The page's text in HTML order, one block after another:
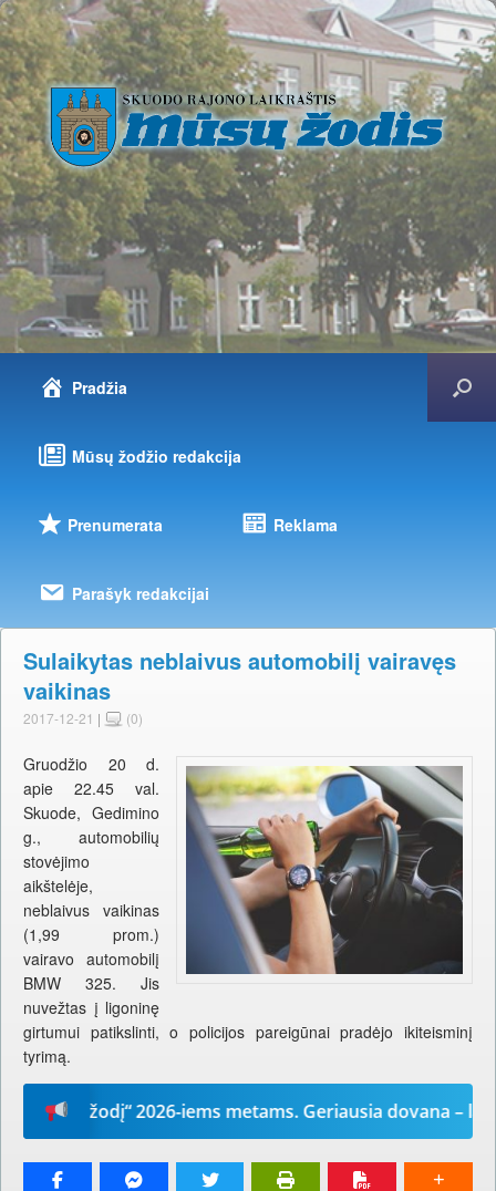
Pradžia
Mūsų žodžio redakcija
Prenumerata Reklama
Parašyk redakcijai
Sulaikytas neblaivus automobilį vairavęs
vaikinas
2017-12-21 | (0)
Gruodžio 20 d.
apie 22.45 val.
Skuode, Gedimino
g., automobilių
stovėjimo
aikštelėje,
neblaivus vaikinas
(1,99 prom.)
vairavo automobilį
BMW 325. Jis
nuvežtas į ligoninę
girtumui patikslinti, o policijos pareigūnai pradėjo ikiteisminį
tyrimą.
žodį“ 2026-iems metams. Geriausia dovana –